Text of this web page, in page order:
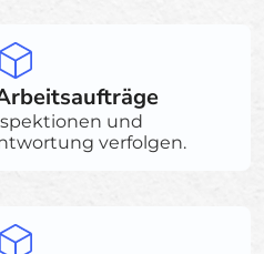
und
verfolgen.